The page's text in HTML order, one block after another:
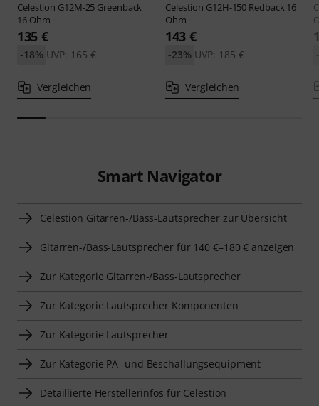
Celestion G12M-25 Greenback
16 Ohm
135 €
UVP: 165 €
-18%
Vergleichen
Celestion G12H-150 Redback 16
Ohm
143 €
UVP: 185 €
-23%
Vergleichen
Smart Navigator
Celestion Gitarren-/Bass-Lautsprecher zur Übersicht
Gitarren-/Bass-Lautsprecher für 140 €–180 € anzeigen
Zur Kategorie Gitarren-/Bass-Lautsprecher
Zur Kategorie Lautsprecher Komponenten
Zur Kategorie Lautsprecher
Zur Kategorie PA- und Beschallungsequipment
Detaillierte Herstellerinfos für Celestion